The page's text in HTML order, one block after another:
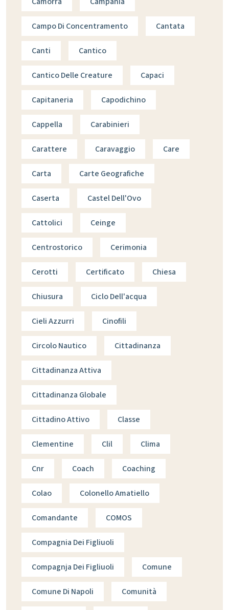
Campo Di Concentramento Cantata
Canti Cantico
Cantico Delle Creature Capaci
Capitaneria Capodichino
Cappella Carabinieri
Carattere Caravaggio Care
Carta Carte Geografiche
Caserta Castel Dell'Ovo
Cattolici Ceinge
Centrostorico Cerimonia
Cerotti Certificato Chiesa
Chiusura Ciclo Dell'acqua
Cieli Azzurri Cinofili
Circolo Nautico Cittadinanza
Cittadinanza Attiva
Cittadinanza Globale
Cittadino Attivo Classe
Clementine Clil Clima
Cnr Coach Coaching
Colao Colonello Amatiello
Comandante COMOS
Compagnia Dei Figliuoli
Compagnja Dei Figliuoli Comune
Comune Di Napoli Comunità